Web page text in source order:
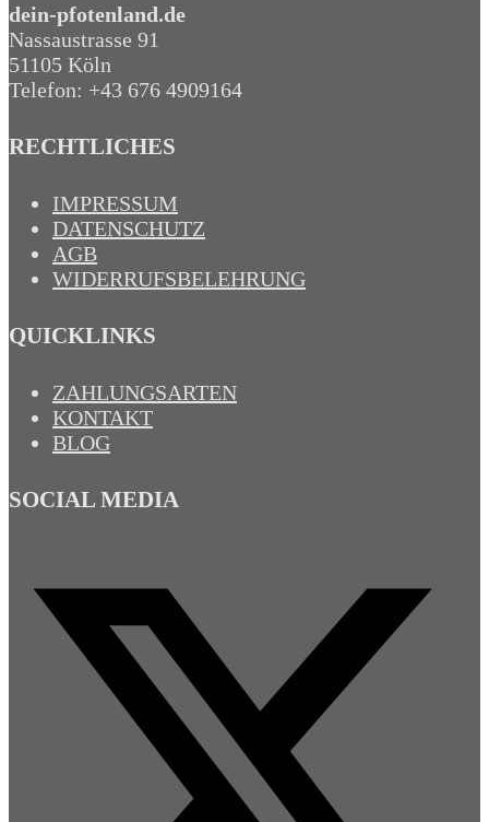
dein-pfotenland.de
Nassaustrasse 91
51105 Köln
Telefon: +43 676 4909164‬
RECHTLICHES
IMPRESSUM
DATENSCHUTZ
AGB
WIDERRUFSBELEHRUNG
QUICKLINKS
ZAHLUNGSARTEN
KONTAKT
BLOG
SOCIAL MEDIA